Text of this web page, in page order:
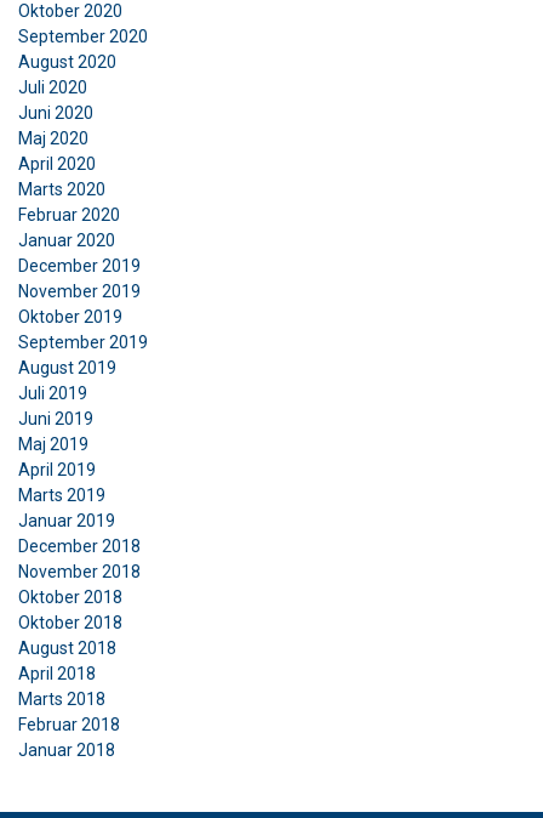
Oktober 2020
September 2020
August 2020
Juli 2020
Juni 2020
Maj 2020
April 2020
Marts 2020
Februar 2020
Januar 2020
December 2019
November 2019
Oktober 2019
September 2019
August 2019
Juli 2019
Juni 2019
Maj 2019
April 2019
Marts 2019
Januar 2019
December 2018
November 2018
Oktober 2018
Oktober 2018
August 2018
April 2018
Marts 2018
Februar 2018
Januar 2018